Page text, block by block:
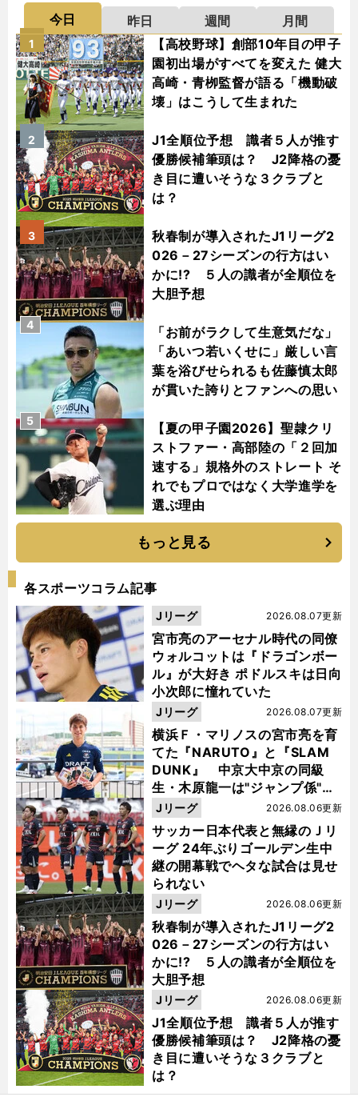
今日 昨日 週間
月間
【高校野球】創部10年目の甲子
園初出場がすべてを変えた 健大
高崎・青栁監督が語る「機動破
壊」はこうして生まれた
1
J1全順位予想 識者５人が推す
優勝候補筆頭は？ J2降格の憂
き目に遭いそうな３クラブと
は？
2
秋春制が導入されたJ1リーグ2
026－27シーズンの行方はい
かに!? ５人の識者が全順位を
大胆予想
3
「お前がラクして生意気だな」
「あいつ若いくせに」厳しい言
葉を浴びせられるも佐藤慎太郎
が貫いた誇りとファンへの思い
4
【夏の甲子園2026】聖隷クリ
ストファー・高部陸の「２回加
速する」規格外のストレート そ
れでもプロではなく大学進学を
選ぶ理由
5
もっと見る
各スポーツコラム記事
宮市亮のアーセナル時代の同僚
ウォルコットは『ドラゴンボー
ル』が大好き ポドルスキは日向
小次郎に憧れていた
2026.08.07更新
Jリーグ
横浜Ｆ・マリノスの宮市亮を育
てた『NARUTO』と『SLAM
DUNK』 中京大中京の同級
生・木原龍一は"ジャンプ係"だ
った
2026.08.07更新
Jリーグ
サッカー日本代表と無縁のＪリ
ーグ 24年ぶりゴールデン生中
継の開幕戦でヘタな試合は見せ
られない
2026.08.06更新
Jリーグ
秋春制が導入されたJ1リーグ2
026－27シーズンの行方はい
かに!? ５人の識者が全順位を
大胆予想
2026.08.06更新
Jリーグ
J1全順位予想 識者５人が推す
優勝候補筆頭は？ J2降格の憂
き目に遭いそうな３クラブと
は？
2026.08.06更新
Jリーグ